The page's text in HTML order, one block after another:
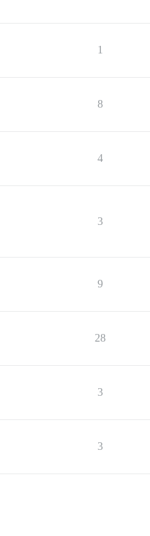
1
8
4
3
9
28
3
3